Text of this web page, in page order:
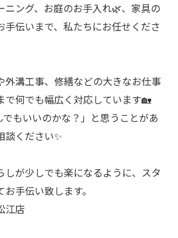
ニング、お庭のお手入れ🌿、家具の
手伝いまで、私たちにお任せくださ
外溝工事、修繕などの大きなお仕事
で何でも幅広く対応しています🏡
もいいのかな？」と思うことがあ
談ください✨
しが少しでも楽になるように、スタ
手伝い致します。
江店